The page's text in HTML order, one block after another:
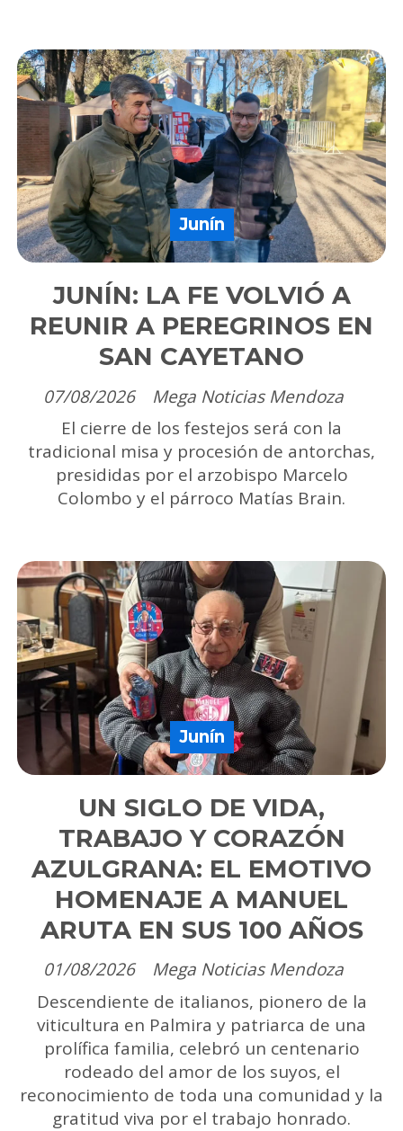
JUNÍN: LA FE VOLVIÓ A
REUNIR A PEREGRINOS EN
SAN CAYETANO
Mega Noticias Mendoza
Junín
07/08/2026
El cierre de los festejos será con la
tradicional misa y procesión de antorchas,
presididas por el arzobispo Marcelo
Colombo y el párroco Matías Brain.
UN SIGLO DE VIDA,
TRABAJO Y CORAZÓN
AZULGRANA: EL EMOTIVO
HOMENAJE A MANUEL
ARUTA EN SUS 100 AÑOS
Mega Noticias Mendoza
Junín
01/08/2026
Descendiente de italianos, pionero de la
viticultura en Palmira y patriarca de una
prolífica familia, celebró un centenario
rodeado del amor de los suyos, el
reconocimiento de toda una comunidad y la
gratitud viva por el trabajo honrado.